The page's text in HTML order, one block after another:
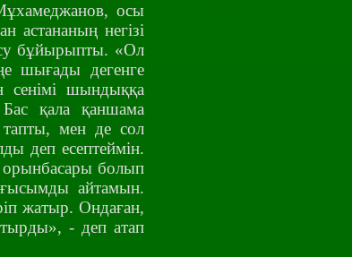
осы
астананың негізі
бұйырыпты. «Ол
шығады дегенге
шындыққа
қала қаншама
мен де сол
деп есептеймін.
орынбасары болып
айтамын.
жатыр. Ондаған,
- деп атап